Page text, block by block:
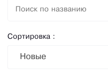
Сортировка :
Новые